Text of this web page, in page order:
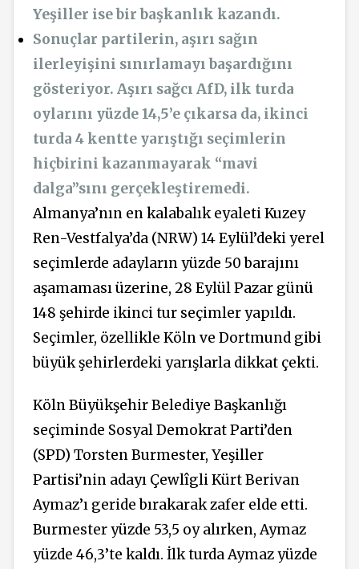
Yeşiller ise bir başkanlık kazandı.
Sonuçlar partilerin, aşırı sağın
ilerleyişini sınırlamayı başardığını
gösteriyor. Aşırı sağcı AfD, ilk turda
oylarını yüzde 14,5’e çıkarsa da, ikinci
turda 4 kentte yarıştığı seçimlerin
hiçbirini kazanmayarak “mavi
dalga”sını gerçekleştiremedi.
Almanya’nın en kalabalık eyaleti Kuzey
Ren-Vestfalya’da (NRW) 14 Eylül’deki yerel
seçimlerde adayların yüzde 50 barajını
aşamaması üzerine, 28 Eylül Pazar günü
148 şehirde ikinci tur seçimler yapıldı.
Seçimler, özellikle Köln ve Dortmund gibi
büyük şehirlerdeki yarışlarla dikkat çekti.
Köln Büyükşehir Belediye Başkanlığı
seçiminde Sosyal Demokrat Parti’den
(SPD) Torsten Burmester, Yeşiller
Partisi’nin adayı Çewlîgli Kürt Berivan
Aymaz’ı geride bırakarak zafer elde etti.
Burmester yüzde 53,5 oy alırken, Aymaz
yüzde 46,3’te kaldı. İlk turda Aymaz yüzde